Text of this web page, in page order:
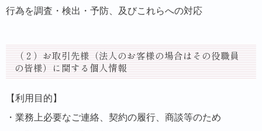
行為を調査・検出・予防、及びこれらへの対応
（２）お取引先様（法人のお客様の場合はその役職員
の皆様）に関する個人情報
【利用目的】
・業務上必要なご連絡、契約の履行、商談等のため